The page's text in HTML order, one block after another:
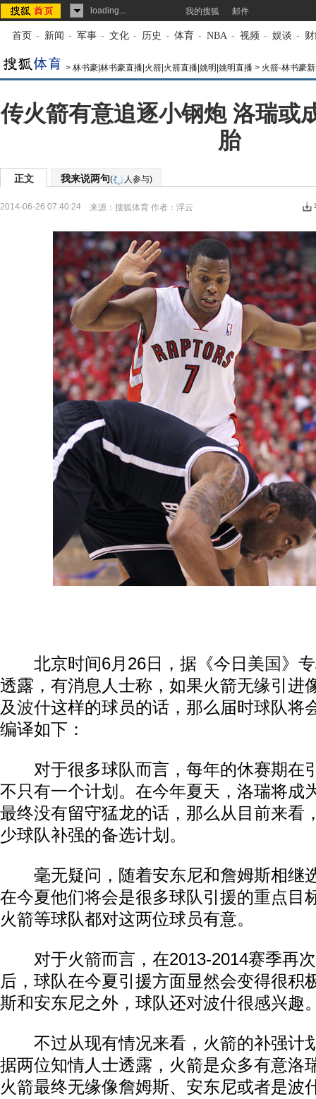
loading... 我的搜狐 邮件
首页 - 新闻 - 军事 - 文化 - 历史 - 体育 - NBA - 视频 - 娱谈 -
> 林书豪|林书豪直播|火箭|火箭直播|姚明|姚明直播 > 火箭-林书豪
传火箭有意追逐小钢炮 洛瑞或
胎
正文 我来说两句( 人参与)
2014-06-26 07:40:24 来源： 搜狐体育 作者：浮云
北京时间6月26日，据《今日 美国 》
透露，有消息人士称，如果火箭无缘引进
及波什这样的球员的话，那么届时球队将
编译如下：
对于很多球队而言，每年的休赛期在
不只有一个计划。在今年夏天，洛瑞将成
最终没有留守猛龙的话，那么从目前来看
少球队补强的备选计划。
毫无疑问，随着安东尼和詹姆斯相继
在今夏他们将会是很多球队引援的重点目
火箭等球队都对这两位球员有意。
对于火箭而言，在2013-2014赛季再次
后，球队在今夏引援方面显然会变得很积
斯和安东尼之外，球队还对波什很感兴趣
不过从现有情况来看，火箭的补强计
据两位知情人士透露，火箭是众多有意洛
火箭最终无缘像詹姆斯、安东尼或者是波